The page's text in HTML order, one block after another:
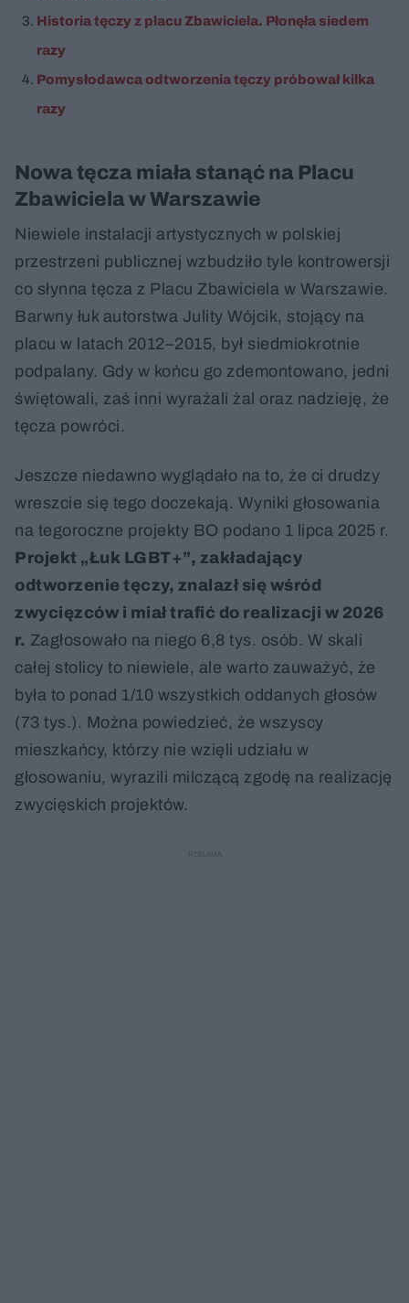
Historia tęczy z placu Zbawiciela. Płonęła siedem
razy
Pomysłodawca odtworzenia tęczy próbował kilka
razy
Nowa tęcza miała stanąć na Placu
Zbawiciela w Warszawie
Niewiele instalacji artystycznych w polskiej
przestrzeni publicznej wzbudziło tyle kontrowersji
co słynna tęcza z Placu Zbawiciela w Warszawie.
Barwny łuk autorstwa Julity Wójcik, stojący na
placu w latach 2012–2015, był siedmiokrotnie
podpalany. Gdy w końcu go zdemontowano, jedni
świętowali, zaś inni wyrażali żal oraz nadzieję, że
tęcza powróci.
Jeszcze niedawno wyglądało na to, że ci drudzy
wreszcie się tego doczekają. Wyniki głosowania
na tegoroczne projekty BO podano 1 lipca 2025 r.
Projekt „Łuk LGBT+”, zakładający
odtworzenie tęczy, znalazł się wśród
zwycięzców i miał trafić do realizacji w 2026
r. Zagłosowało na niego 6,8 tys. osób. W skali
całej stolicy to niewiele, ale warto zauważyć, że
była to ponad 1/10 wszystkich oddanych głosów
(73 tys.). Można powiedzieć, że wszyscy
mieszkańcy, którzy nie wzięli udziału w
głosowaniu, wyrazili milczącą zgodę na realizację
zwycięskich projektów.